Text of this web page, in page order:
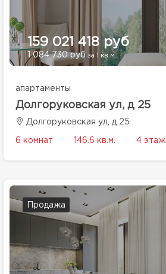
159 021 418 руб
1 084 730 руб за 1 кв.м.
апартаменты
Долгоруковская ул, д 25
Долгоруковская ул, д 25
6 комнат 146.6 кв.м. 4 этаж
Продажа